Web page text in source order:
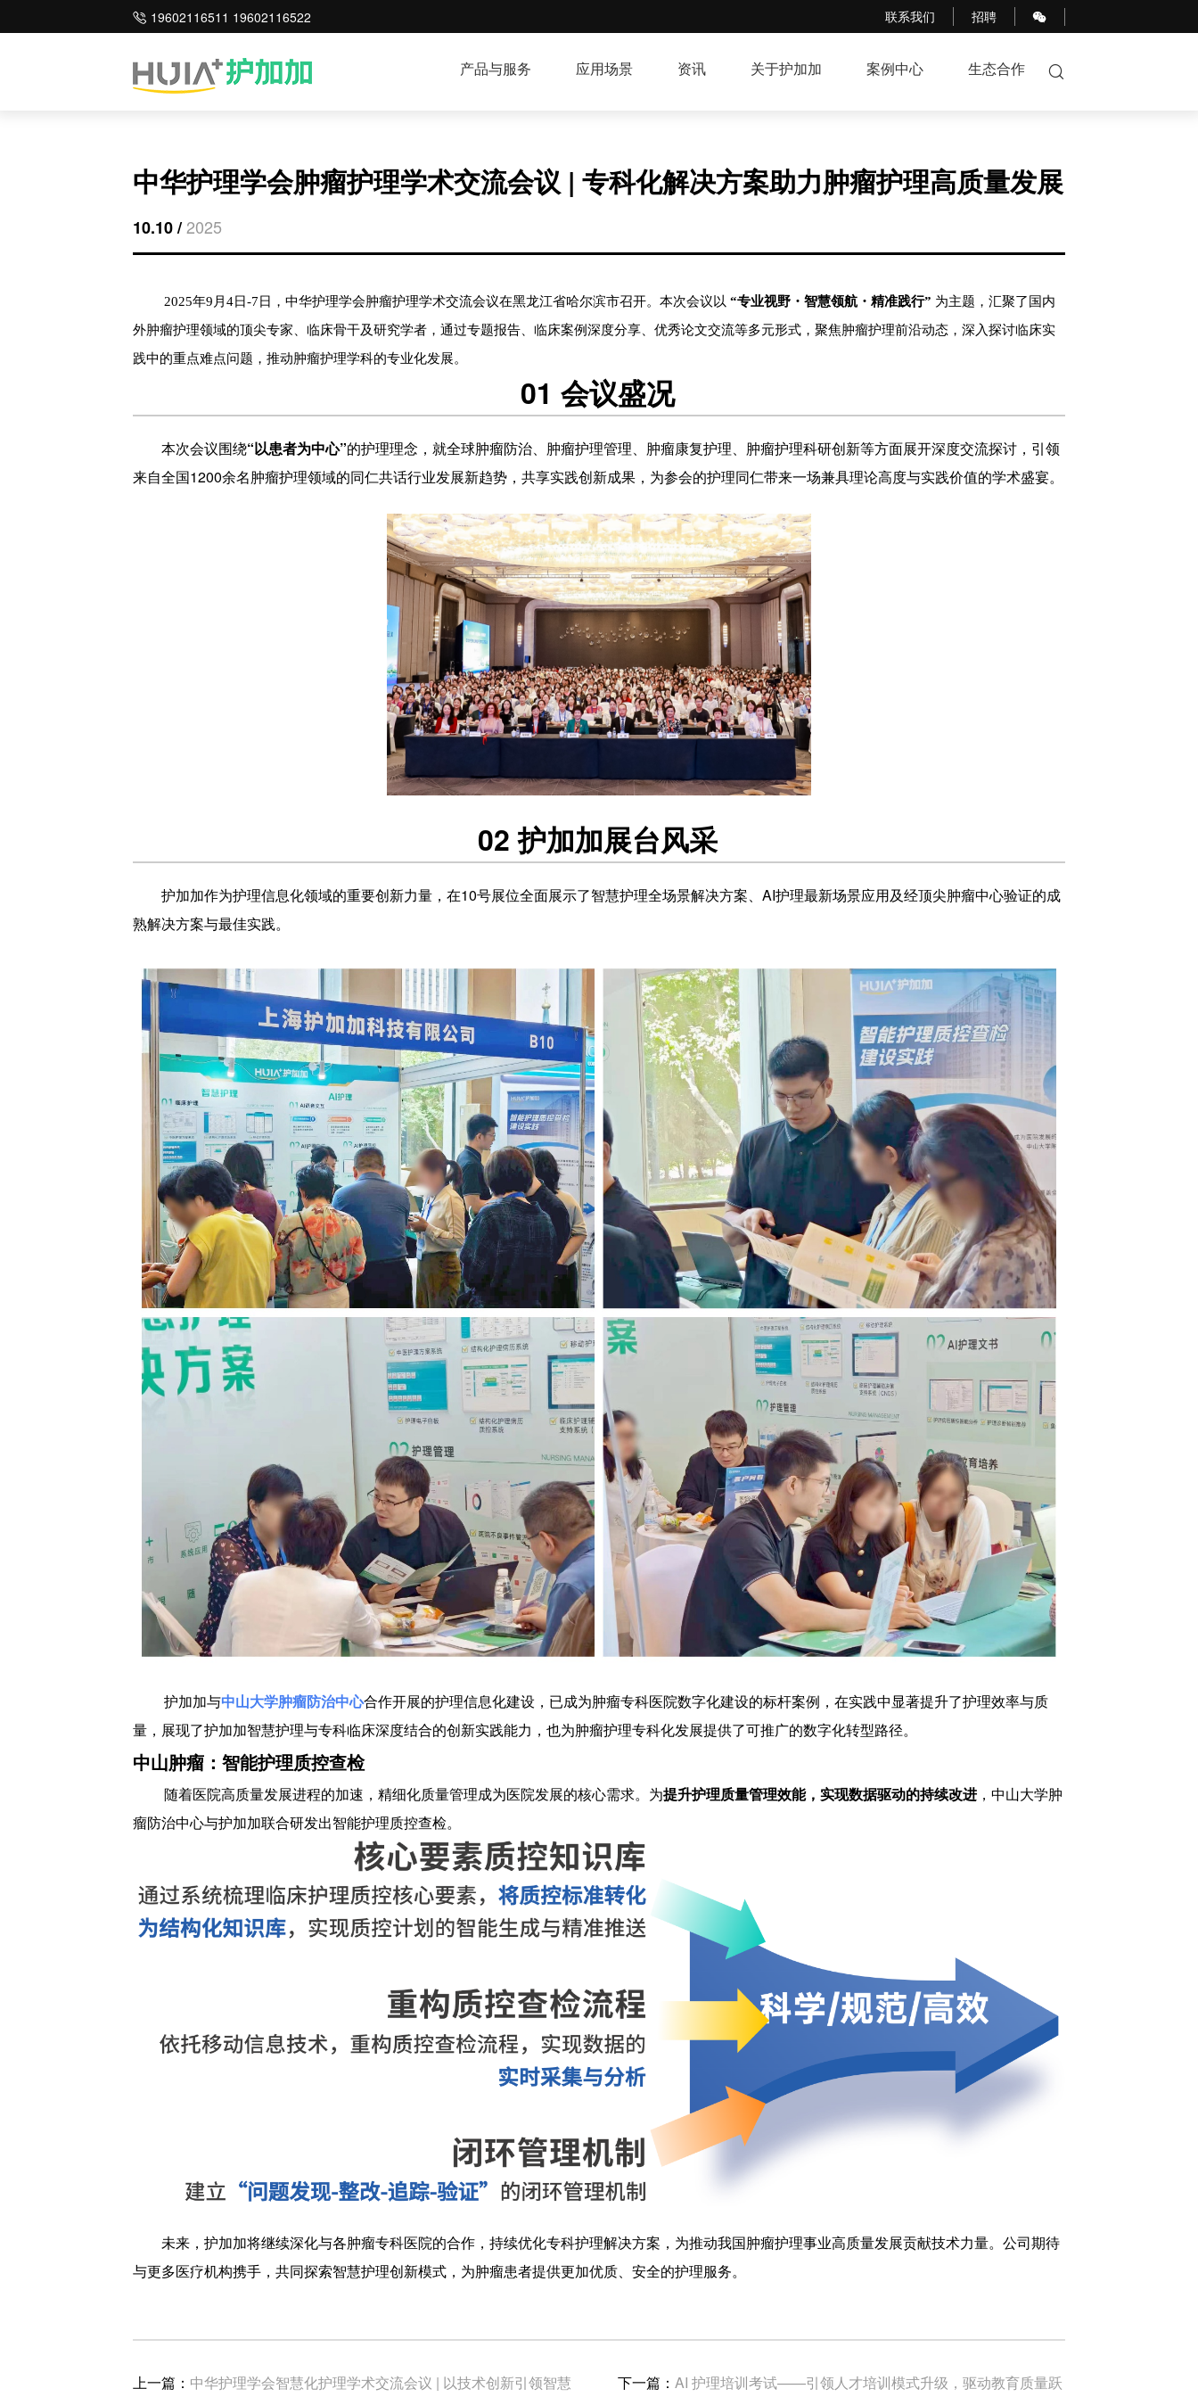
19602116511 19602116522 联系我们 招聘
产品与服务 应用场景 资讯 关于护加加 案例中心 生态合作
中华护理学会肿瘤护理学术交流会议 | 专科化解决方案助力肿瘤护理高质量发展
10.10 /2025
2025年9月4日-7日，中华护理学会肿瘤护理学术交流会议在黑龙江省哈尔滨市召开。本次会议以 “专业视野・智慧领航・精准践行” 为主题，汇聚了国内
外肿瘤护理领域的顶尖专家、临床骨干及研究学者，通过专题报告、临床案例深度分享、优秀论文交流等多元形式，聚焦肿瘤护理前沿动态，深入探讨临床实
践中的重点难点问题，推动肿瘤护理学科的专业化发展。
01 会议盛况
本次会议围绕“以患者为中心”的护理理念，就全球肿瘤防治、肿瘤护理管理、肿瘤康复护理、肿瘤护理科研创新等方面展开深度交流探讨，引领
来自全国1200余名肿瘤护理领域的同仁共话行业发展新趋势，共享实践创新成果，为参会的护理同仁带来一场兼具理论高度与实践价值的学术盛宴。
02护加加展台风采
护加加作为护理信息化领域的重要创新力量，在10号展位全面展示了智慧护理全场景解决方案、AI护理最新场景应用及经顶尖肿瘤中心验证的成
熟解决方案与最佳实践。
护加加与中山大学肿瘤防治中心合作开展的护理信息化建设，已成为肿瘤专科医院数字化建设的标杆案例，在实践中显著提升了护理效率与质
量，展现了护加加智慧护理与专科临床深度结合的创新实践能力，也为肿瘤护理专科化发展提供了可推广的数字化转型路径。
中山肿瘤：智能护理质控查检
随着医院高质量发展进程的加速，精细化质量管理成为医院发展的核心需求。为提升护理质量管理效能，实现数据驱动的持续改进，中山大学肿
瘤防治中心与护加加联合研发出智能护理质控查检。
未来，护加加将继续深化与各肿瘤专科医院的合作，持续优化专科护理解决方案，为推动我国肿瘤护理事业高质量发展贡献技术力量。公司期待
与更多医疗机构携手，共同探索智慧护理创新模式，为肿瘤患者提供更加优质、安全的护理服务。
上一篇： 中华护理学会智慧化护理学术交流会议 | 以技术创新引领智慧
下一篇： AI 护理培训考试——引领人才培训模式升级，驱动教育质量跃